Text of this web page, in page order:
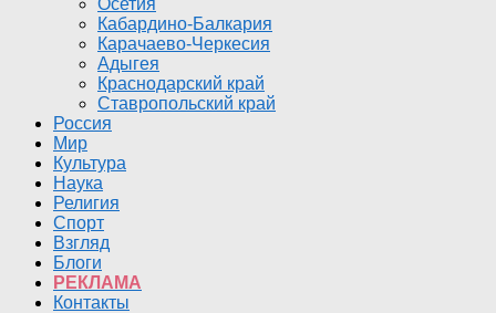
Осетия
Кабардино-Балкария
Карачаево-Черкесия
Адыгея
Краснодарский край
Ставропольский край
Россия
Мир
Культура
Наука
Религия
Спорт
Взгляд
Блоги
РЕКЛАМА
Контакты